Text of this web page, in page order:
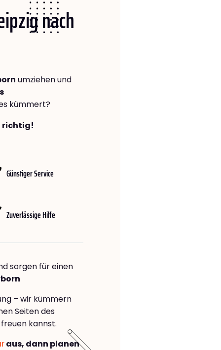
nach
umziehen und
kümmert?
richtig!
Günstiger Service
Zuverlässige Hilfe
sorgen für einen
– wir kümmern
Seiten des
kannst.
aus, dann planen